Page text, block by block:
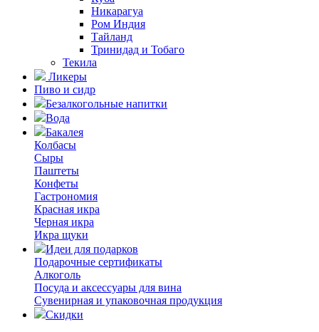
Никарагуа
Ром Индия
Тайланд
Тринидад и Тобаго
Текила
Ликеры
Пиво и сидр
Безалкогольные напитки
Вода
Бакалея
Колбасы
Сыры
Паштеты
Конфеты
Гастрономия
Красная икра
Черная икра
Икра щуки
Идеи для подарков
Подарочные сертификаты
Алкоголь
Посуда и аксессуары для вина
Сувенирная и упаковочная продукция
Скидки